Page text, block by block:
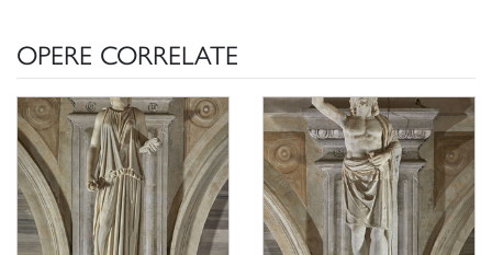
Borghese, in “Römische Studien der Bibliotheca Hertziana”,
11, Worm am Rehin, 1995, p. 219, n. 108.
P. Moreno, C. Stefani, Galleria Borghese, Milano 2000, p. 181,
n. 14.
P. Moreno, A. Viacava,I marmi antichi della Galleria Borghese.
La collezione archeologica di Camillo e Francesco Borghese ,
Roma 2003, p. 244, n. 234.
Schede di catalogo 12/99000415, G. Ciccarello 2020.
OPERE CORRELATE